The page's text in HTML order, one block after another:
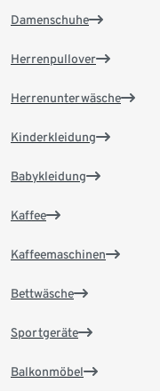
Damenschuhe
Herrenpullover
Herrenunterwäsche
Kinderkleidung
Babykleidung
Kaffee
Kaffeemaschinen
Bettwäsche
Sportgeräte
Balkonmöbel